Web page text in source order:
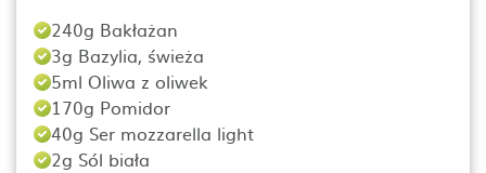
240g Bakłażan
3g Bazylia, świeża
5ml Oliwa z oliwek
170g Pomidor
40g Ser mozzarella light
2g Sól biała